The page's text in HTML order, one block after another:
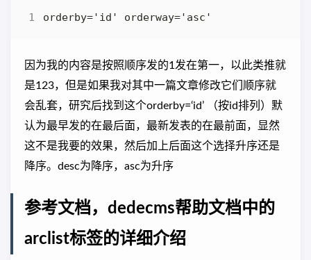
因为我的内容是按照顺序发的1发在第一，以此类推就
是123，但是如果我对其中一篇文章修改它们顺序就
会乱套，研究后找到这个orderby=‘id’ （按id排列）默
认为最早发的在最后面，最新发表的在最前面，显然
这不是我要的效果，然后加上后面这个选择升序还是
降序。desc为降序，asc为升序
参考文档，dedecms帮助文档中的
arclist标签的详细介绍